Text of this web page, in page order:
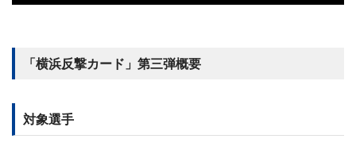
「横浜反撃カード」第三弾概要
対象選手